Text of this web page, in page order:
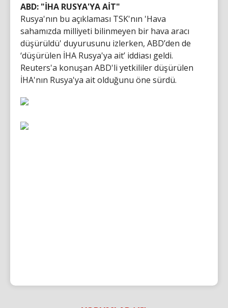
ABD: "İHA RUSYA'YA AİT"
Rusya'nın bu açıklaması TSK'nın 'Hava
sahamızda milliyeti bilinmeyen bir hava aracı
düşürüldü' duyurusunu izlerken, ABD’den de
‘düşürülen İHA Rusya'ya ait’ iddiası geldi.
Reuters'a konuşan ABD'li yetkililer düşürülen
İHA'nın Rusya'ya ait olduğunu öne sürdü.